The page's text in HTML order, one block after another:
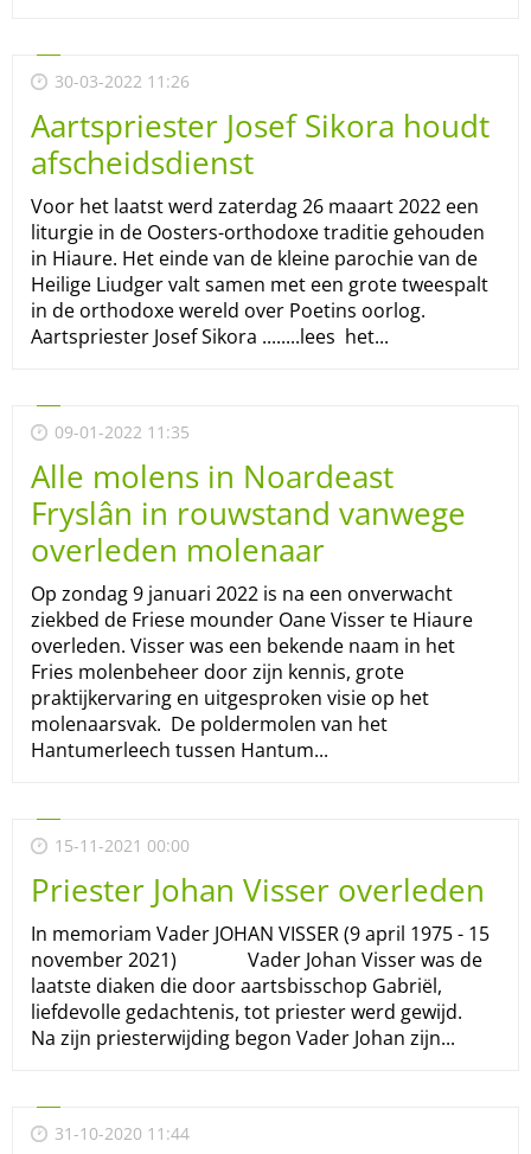
30-03-2022 11:26
Aartspriester Josef Sikora houdt
afscheidsdienst
Voor het laatst werd zaterdag 26 maaart 2022 een
liturgie in de Oosters-orthodoxe traditie gehouden
in Hiaure. Het einde van de kleine parochie van de
Heilige Liudger valt samen met een grote tweespalt
in de orthodoxe wereld over Poetins oorlog.
Aartspriester Josef Sikora ........lees het...
09-01-2022 11:35
Alle molens in Noardeast
Fryslân in rouwstand vanwege
overleden molenaar
Op zondag 9 januari 2022 is na een onverwacht
ziekbed de Friese mounder Oane Visser te Hiaure
overleden. Visser was een bekende naam in het
Fries molenbeheer door zijn kennis, grote
praktijkervaring en uitgesproken visie op het
molenaarsvak. De poldermolen van het
Hantumerleech tussen Hantum...
15-11-2021 00:00
Priester Johan Visser overleden
In memoriam Vader JOHAN VISSER (9 april 1975 - 15
november 2021) Vader Johan Visser was de
laatste diaken die door aartsbisschop Gabriël,
liefdevolle gedachtenis, tot priester werd gewijd.
Na zijn priesterwijding begon Vader Johan zijn...
31-10-2020 11:44